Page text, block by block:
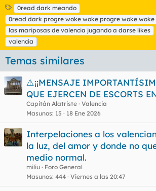
E
t
i
q
u
e
t
a
s
0read dark meando
0read dark progre woke woke progre woke woke
las mariposas de valencia jugando a darse likes
valencia
Temas similares
⚠️¡¡MENSAJE
QUE EJERCEN DE ESCORTS
Capitán Alatriste Valencia
Masunos 15 18 Ene 2026
Interpelaciones a los
la luz, del amor y donde no
medio normal.
miliu
Foro General
Masunos 444 Viernes a las 20:47